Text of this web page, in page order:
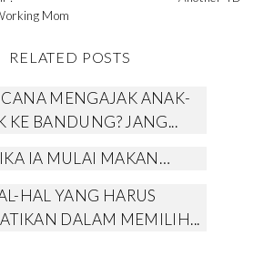
Mom
RELATED POSTS
MENGAJAK ANAK-
KE BANDUNG? JANG...
IA MULAI MAKAN…
HAL YANG HARUS
DALAM MEMILIH...